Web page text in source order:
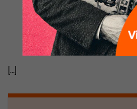
[...]